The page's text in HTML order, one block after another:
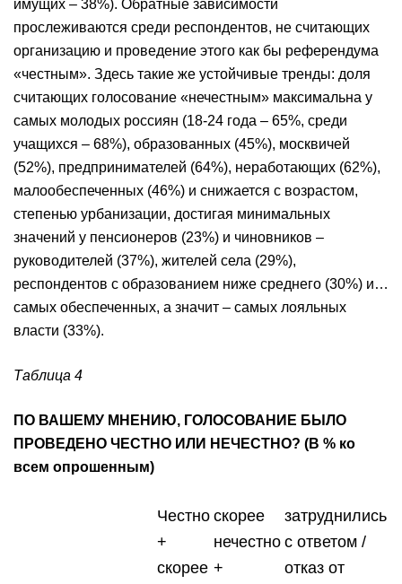
имущих – 38%). Обратные зависимости
прослеживаются среди респондентов, не считающих
организацию и проведение этого как бы референдума
«честным». Здесь такие же устойчивые тренды: доля
считающих голосование «нечестным» максимальна у
самых молодых россиян (18-24 года – 65%, среди
учащихся – 68%), образованных (45%), москвичей
(52%), предпринимателей (64%), неработающих (62%),
малообеспеченных (46%) и снижается с возрастом,
степенью урбанизации, достигая минимальных
значений у пенсионеров (23%) и чиновников –
руководителей (37%), жителей села (29%),
респондентов с образованием ниже среднего (30%) и…
самых обеспеченных, а значит – самых лояльных
власти (33%).
Таблица 4
ПО ВАШЕМУ МНЕНИЮ, ГОЛОСОВАНИЕ БЫЛО
ПРОВЕДЕНО ЧЕСТНО ИЛИ НЕЧЕСТНО? (В % ко
всем опрошенным)
Честно
+
скорее
скорее
нечестно
+
затруднились
с ответом /
отказ от